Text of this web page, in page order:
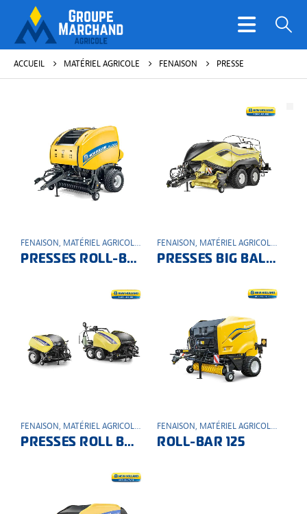
ACCUEIL MATÉRIEL AGRICOLE FENAISON PRESSE
FENAISON, MATÉRIEL AGRICOLE , PRESSE
PRESSES ROLL-BELT
FENAISON, MATÉRIEL AGRICOLE ,
PRESSES BIG BALLER HAUTE DENSITE
FENAISON, MATÉRIEL AGRICOLE , PRESSE
PRESSES ROLL BALLER
FENAISON, MATÉRIEL AGRICOLE ,
ROLL-BAR 125